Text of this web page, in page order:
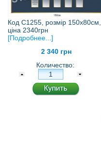
Код С1255, розмір 150х80см,
ціна 2340грн
[Подробнее...]
2 340 грн
Количество: